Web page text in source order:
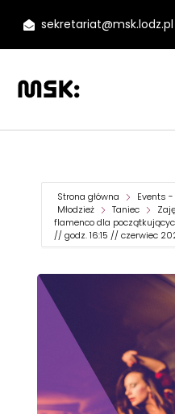
sekretariat@msk.lodz.pl
Strona główna Events -
Młodzież
Taniec
flamenco dla
// godz. 16:15 // czerwiec